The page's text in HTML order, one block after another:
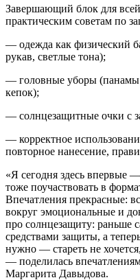
Завершающий блок для
практическим советам по
— одежда как физический
рукав, светлые тона);
— головные уборы (панамы
кепок);
— солнцезащитные очки с
— корректное
повторное нанесение,
«Я сегодня здесь впервые
тоже поучаствовать в
Впечатления прекрасные:
вокруг эмоциональные и
про солнцезащиту: раньше
средствами защиты, а
нужно — стареть не
— поделилась
Маргарита Давыдова.